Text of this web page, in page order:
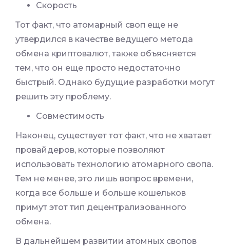
Скорость
Тот факт, что атомарный своп еще не
утвердился в качестве ведущего метода
обмена криптовалют, также объясняется
тем, что он еще просто недостаточно
быстрый. Однако будущие разработки могут
решить эту проблему.
Совместимость
Наконец, существует тот факт, что не хватает
провайдеров, которые позволяют
использовать технологию атомарного свопа.
Тем не менее, это лишь вопрос времени,
когда все больше и больше кошельков
примут этот тип децентрализованного
обмена.
В дальнейшем развитии атомных свопов